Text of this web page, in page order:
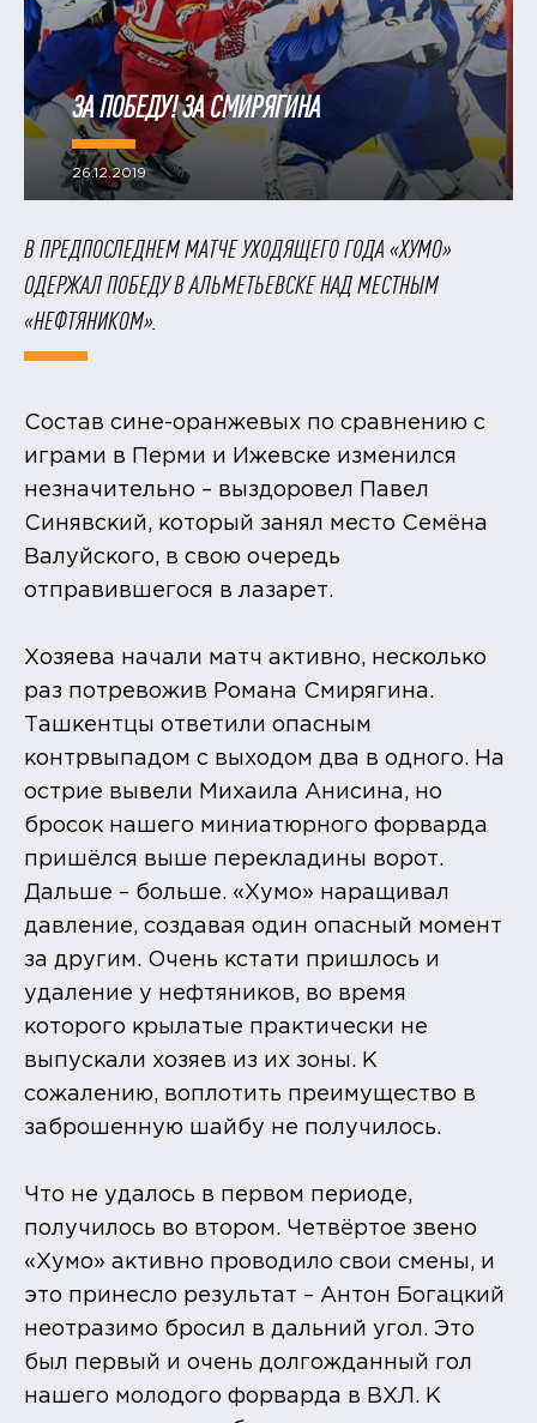
ЗА ПОБЕДУ! ЗА СМИРЯГИНА
26.12.2019
В ПРЕДПОСЛЕДНЕМ МАТЧЕ УХОДЯЩЕГО ГОДА «ХУМО»
ОДЕРЖАЛ ПОБЕДУ В АЛЬМЕТЬЕВСКЕ НАД МЕСТНЫМ
«НЕФТЯНИКОМ».
Состав сине-оранжевых по сравнению с
играми в Перми и Ижевске изменился
незначительно – выздоровел Павел
Синявский, который занял место Семёна
Валуйского, в свою очередь
отправившегося в лазарет.
Хозяева начали матч активно, несколько
раз потревожив Романа Смирягина.
Ташкентцы ответили опасным
контрвыпадом с выходом два в одного. На
острие вывели Михаила Анисина, но
бросок нашего миниатюрного форварда
пришёлся выше перекладины ворот.
Дальше – больше. «Хумо» наращивал
давление, создавая один опасный момент
за другим. Очень кстати пришлось и
удаление у нефтяников, во время
которого крылатые практически не
выпускали хозяев из их зоны. К
сожалению, воплотить преимущество в
заброшенную шайбу не получилось.
Что не удалось в первом периоде,
получилось во втором. Четвёртое звено
«Хумо» активно проводило свои смены, и
это принесло результат – Антон Богацкий
неотразимо бросил в дальний угол. Это
был первый и очень долгожданный гол
нашего молодого форварда в ВХЛ. К